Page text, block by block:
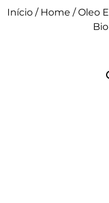
Início/ Home /Oleo